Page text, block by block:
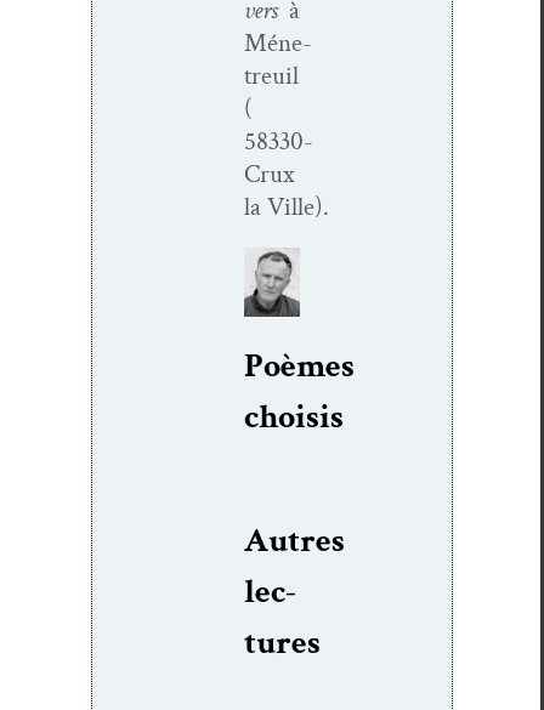
versà
Méne­
treuil
(
58330-
Crux
la Ville).
Poèmes
choi­sis
Autres
lec­
tures